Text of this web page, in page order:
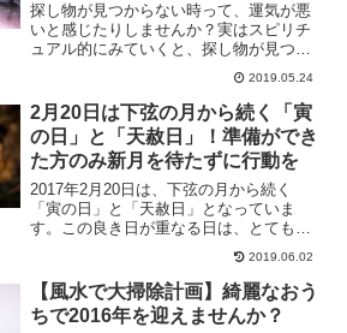
探し物が見つからない時って、運気が悪
いと感じたりしませんか？実はスピリチ
ュアル的にみていくと、探し物が見つか
らない時というのは運気が良い時なので
す。探し物が見つからない時のスピリチ
ュアルな意味と運気について、探し物が
みつかった時の意味について解説しま
す。
2019.05.24
2月20日は下弦の月から続く「寅
の日」と「天赦日」！準備ができ
た方のみ新月を待たずに行動を
2017年2月20日は、下弦の月から続く
「寅の日」と「天赦日」となっていま
す。この良き日が重なる日は、とても貴
重な日であり新しいスタートを切るのに
最適な日です。この日の注意事項を含め
て、二つの開運日について解説していき
ます。
2019.06.02
【風水で大掃除計画】綺麗なおう
ちで2016年を迎えませんか？